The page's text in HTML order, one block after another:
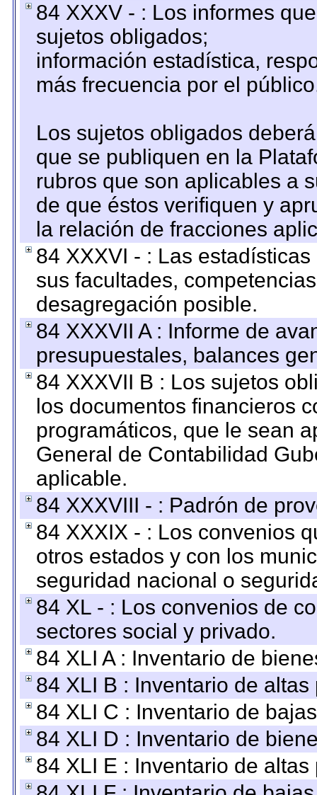
84 XXXV - : Los informes
sujetos obligados;
información estadística,
más frecuencia por el
Los sujetos obligados
que se publiquen en la
rubros que son aplicables a
de que éstos verifiquen y
la relación de fracciones
84 XXXVI - : Las
sus facultades,
desagregación posible.
84 XXXVII A : Informe de
presupuestales, balances
84 XXXVII B : Los sujetos
los documentos financieros
programáticos, que le sean
General de Contabilidad
aplicable.
84 XXXVIII - : Padrón de
84 XXXIX - : Los convenios
otros estados y con los
seguridad nacional o
84 XL - : Los convenios de
sectores social y privado.
84 XLI A : Inventario de
84 XLI B : Inventario de
84 XLI C : Inventario de
84 XLI D : Inventario de
84 XLI E : Inventario de